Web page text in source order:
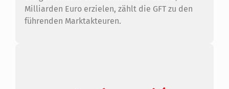
Milliarden Euro erzielen, zählt die GFT zu den
führenden Marktakteuren.